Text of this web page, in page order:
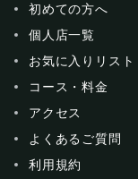
初めての方へ
個人店一覧
お気に入りリスト
コース・料金
アクセス
よくあるご質問
利用規約